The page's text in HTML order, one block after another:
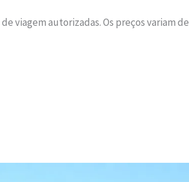
viagem autorizadas. Os preços variam de